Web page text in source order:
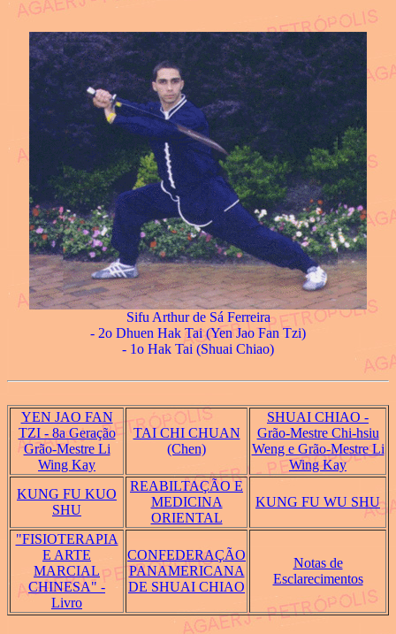
Sifu Arthur de Sá Ferreira
- 2o Dhuen Hak Tai (Yen Jao Fan Tzi)
- 1o Hak Tai (Shuai Chiao)
YEN JAO FAN
TZI - 8a Geração
Grão-Mestre Li
Wing Kay
TAI CHI CHUAN
(Chen)
SHUAI CHIAO -
Grão-Mestre Chi-hsiu
Weng e Grão-Mestre Li
Wing Kay
KUNG FU KUO
SHU
REABILTAÇÃO E
MEDICINA
ORIENTAL
KUNG FU WU SHU
"FISIOTERAPIA
E ARTE
MARCIAL
CHINESA" -
Livro
CONFEDERAÇÃO
PANAMERICANA
DE SHUAI CHIAO
Notas de
Esclarecimentos